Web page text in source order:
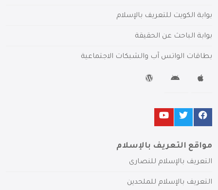
بوابة الكويت للتعريف بالإسلام
بوابة الباحث عن الحقيقة
بطاقات الواتس آب والشبكات الاجتماعية
مواقع التعريف بالإسلام
التعريف بالإسلام للنصارى
التعريف بالإسلام للملحدين